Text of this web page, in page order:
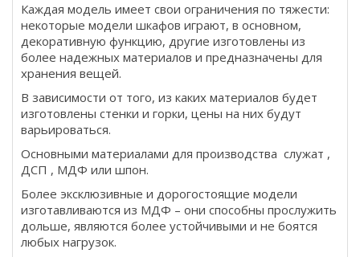
Каждая модель имеет свои ограничения по тяжести:
некоторые модели шкафов играют, в основном,
декоративную функцию, другие изготовлены из
более надежных материалов и предназначены для
хранения вещей.
В зависимости от того, из каких материалов будет
изготовлены стенки и горки, цены на них будут
варьироваться.
Основными материалами для производства служат ,
ДСП , МДФ или шпон.
Более эксклюзивные и дорогостоящие модели
изготавливаются из МДФ – они способны прослужить
дольше, являются более устойчивыми и не боятся
любых нагрузок.